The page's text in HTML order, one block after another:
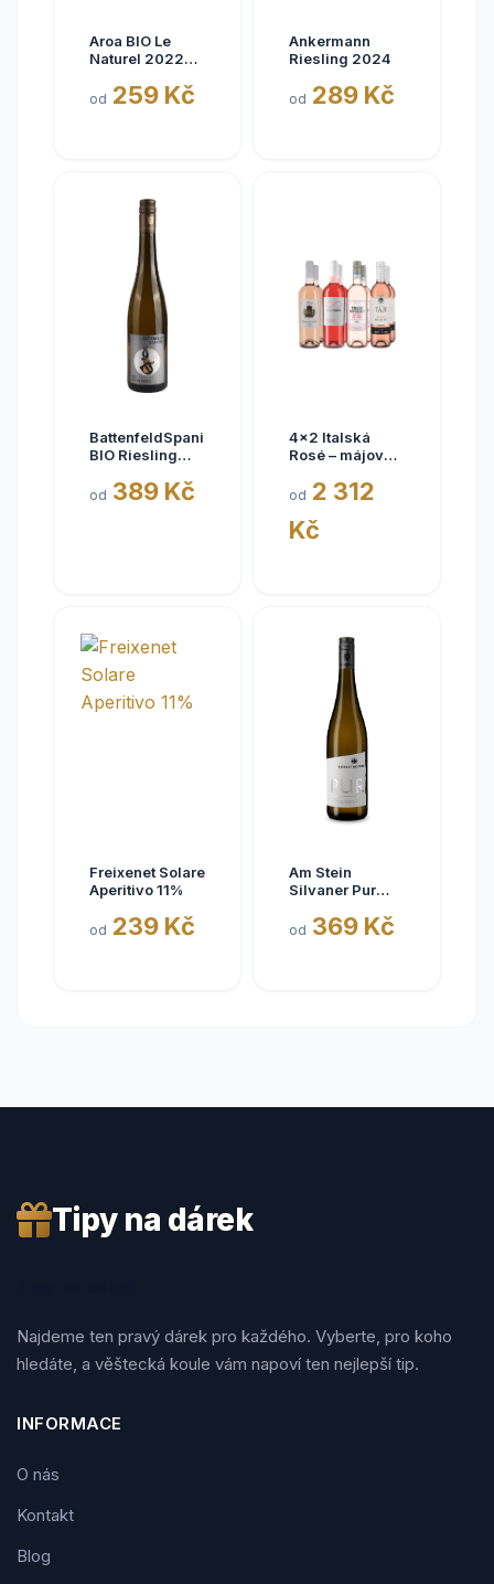
Aroa BIO Le
Naturel 2022
Navarra, bez
od 259 Kč
Ankermann
Riesling 2024
od 289 Kč
BattenfeldSpanier
BIO Riesling
2025,
od 389 Kč
4x2 Italská
Rosé – májové
od 2 312
Kč
Freixenet Solare
Aperitivo 11%
od 239 Kč
Am Stein
Silvaner Pur
od 369 Kč
Tipy na dárek
Najdeme ten pravý dárek pro každého. Vyberte, pro koho
hledáte, a věštecká koule vám napoví ten nejlepší tip.
INFORMACE
O nás
Kontakt
Blog